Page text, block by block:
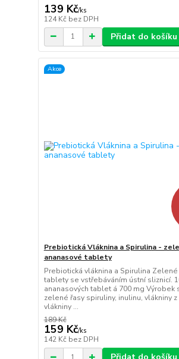
139 Kč/ks
124 Kč bez DPH
Přidat do košíku
Akce
Prebiotická Vláknina a Spirulina -
ananasové tablety
Prebiotická vláknina a Spirulina
tablety se vstřebáváním ústní sliznicí.
ananasových tablet á 700 mg Výrobek
zelené řasy spiruliny, inulinu, vlákniny z
vlákniny ...
189 Kč
159 Kč/ks
142 Kč bez DPH